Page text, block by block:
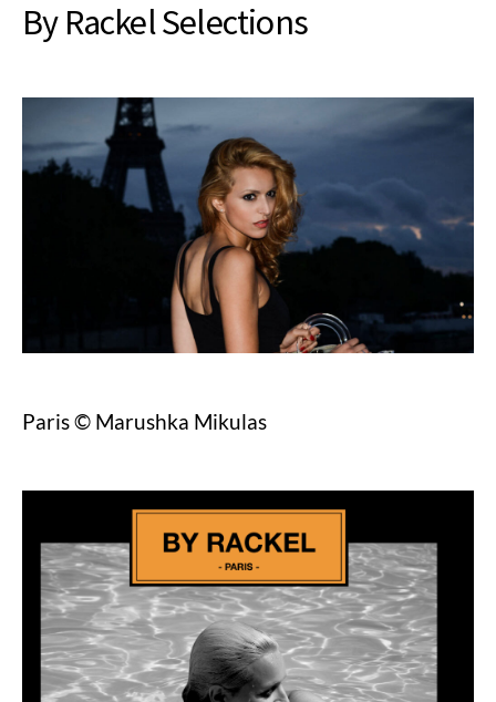
By Rackel Selections
Paris © Marushka Mikulas